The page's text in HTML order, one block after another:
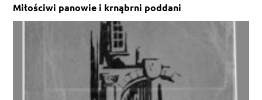
Miłościwi panowie i krnąbrni poddani